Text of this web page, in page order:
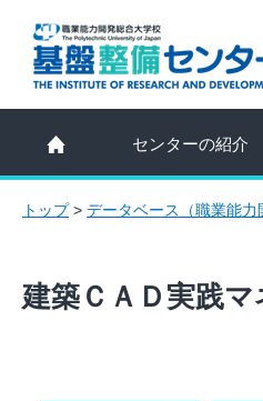
センターの紹介
トップ> データベース（職業能力
建築ＣＡＤ実践